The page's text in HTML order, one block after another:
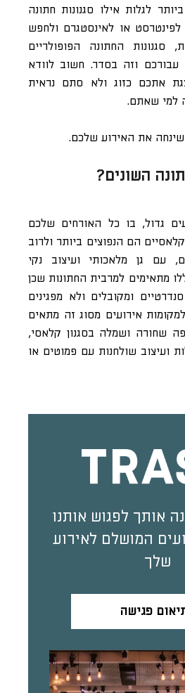
לגלות אילו סגנונות חתונה
לפינטרסט או לאינסטגרם ולחפש
סגנונות החתונה הפופולריים
וזה בסדר. חשוב לוודא
אתכם כזוג ולא סתם נראית
למי שאתם.
שינחה את האירוע שלכם.
השונים?
גדול, בו כל האורחים שלכם
הם הנפוצים ביותר ולרוב
עם גן מלאכותי ועיצוב נקי
מתאימים למרבית החתונות שכן
ומקובלים ולא מפגינים
למקומות אירועים מסוג זה מתאים
שחורה ושמלה בסגנון קלאסי,
ועיצוב שולחנות עם פמוטים או
אותך לפגוש אותנו
המושלם לאירוע
שלך
פגישה